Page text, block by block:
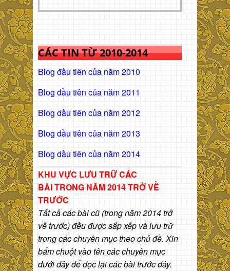
CÁC TIN TỪ 2010-2014
Blog đầu tiên của năm 2010
Blog đầu tiên của năm 2011
Blog dầu tiên của năm 2012
Blog dầu tiên của năm 2013
Blog dầu tiên của năm 2014
KHU VỰC LƯU TRỮ CÁC
BÀITRONG NĂM 2014 TRỞ VỀ
TRƯỚC
Tất cả các bài cũ (trong năm 2014 trở
về trước) đều được sắp xếp và lưu trữ
trong các chuyên mục theo chủ đề. Xin
bấm chuột vào tên các chuyên mục
dưới đây để đọc lại các bài trước đây.